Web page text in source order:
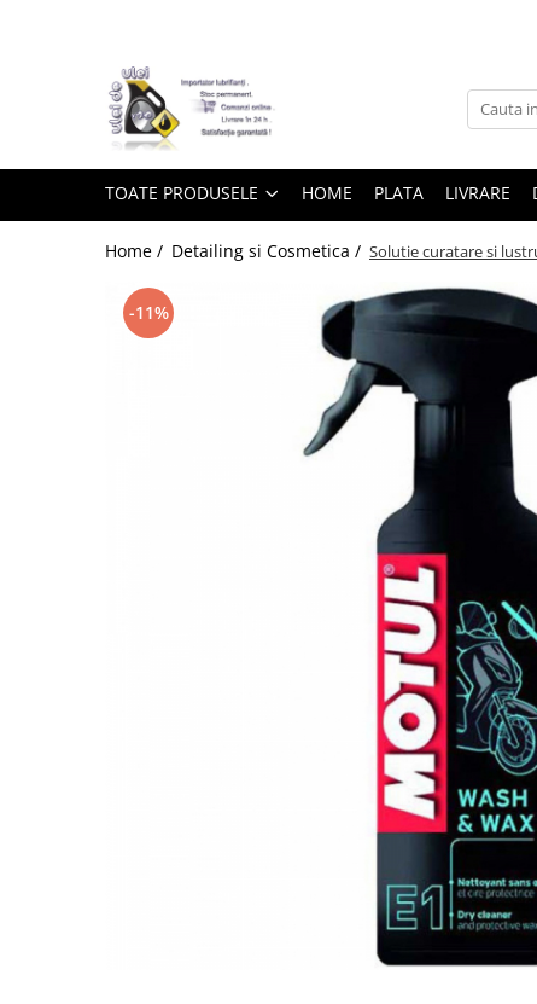
Toate Produsele
► Detailing si cosmetica
Curatare si intretinere piele
Plastice interioare
TOATE PRODUSELE HOME PLATA LIVRARE
Home / Detailing si Cosmetica / Solutie curatare si
-11%